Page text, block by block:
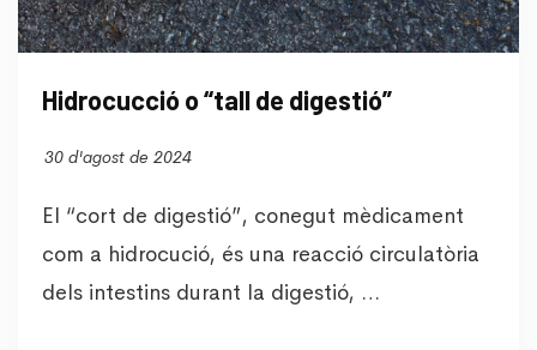
Hidrocucció o “tall de digestió”
30 d'agost de 2024
El “cort de digestió”, conegut mèdicament
com a hidrocució, és una reacció circulatòria
dels intestins durant la digestió, …